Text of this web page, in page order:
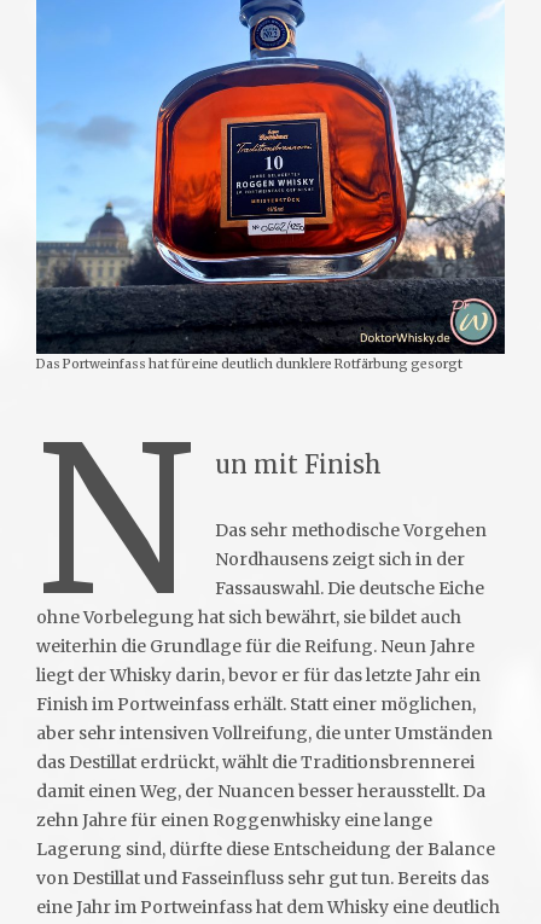
Das Portweinfass hat für eine deutlich dunklere Rotfärbung gesorgt
N un mit Finish
Das sehr methodische Vorgehen
Nordhausens zeigt sich in der
Fassauswahl. Die deutsche Eiche
ohne Vorbelegung hat sich bewährt, sie bildet auch
weiterhin die Grundlage für die Reifung. Neun Jahre
liegt der Whisky darin, bevor er für das letzte Jahr ein
Finish im Portweinfass erhält. Statt einer möglichen,
aber sehr intensiven Vollreifung, die unter Umständen
das Destillat erdrückt, wählt die Traditionsbrennerei
damit einen Weg, der Nuancen besser herausstellt. Da
zehn Jahre für einen Roggenwhisky eine lange
Lagerung sind, dürfte diese Entscheidung der Balance
von Destillat und Fasseinfluss sehr gut tun. Bereits das
eine Jahr im Portweinfass hat dem Whisky eine deutlich